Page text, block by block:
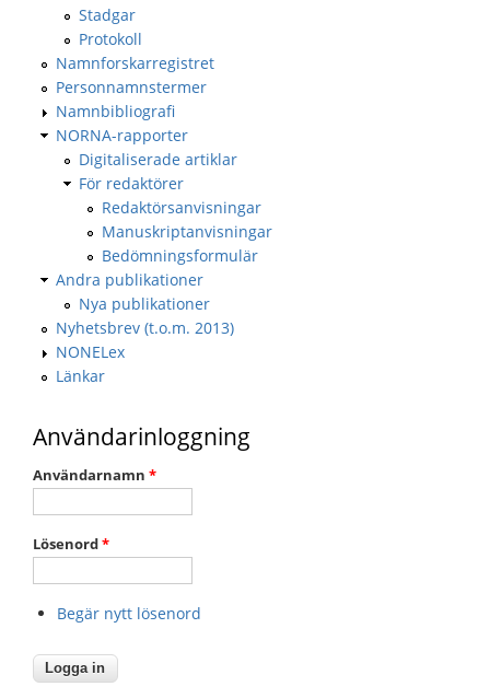
Stadgar
Protokoll
Namnforskarregistret
Personnamnstermer
Namnbibliografi
NORNA-rapporter
Digitaliserade artiklar
För redaktörer
Redaktörsanvisningar
Manuskriptanvisningar
Bedömningsformulär
Andra publikationer
Nya publikationer
Nyhetsbrev (t.o.m. 2013)
NONELex
Länkar
Användarinloggning
Användarnamn *
Lösenord*
Begär nytt lösenord